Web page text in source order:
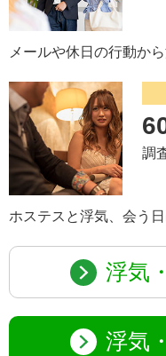
メールや休日の行動から
調
ホステスと浮気、会う日
浮気
浮気